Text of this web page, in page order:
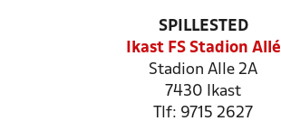
SPILLESTED
Ikast FS Stadion Allé
Stadion Alle 2A
7430 Ikast
Tlf: 9715 2627